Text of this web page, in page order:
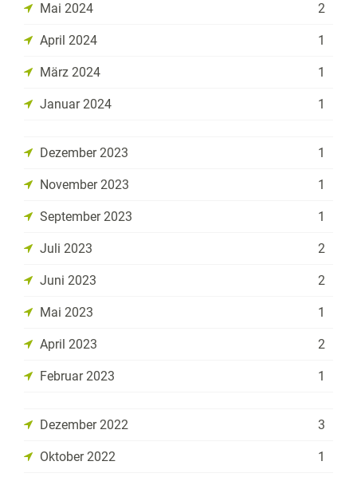
Mai 2024 2
April 2024 1
März 2024 1
Januar 2024 1
Dezember 2023 1
November 2023 1
September 2023 1
Juli 2023 2
Juni 2023 2
Mai 2023 1
April 2023 2
Februar 2023 1
Dezember 2022 3
Oktober 2022 1